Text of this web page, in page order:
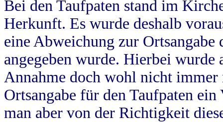
Bei den Taufpaten stand im
Herkunft. Es wurde deshalb
eine Abweichung zur
angegeben wurde. Hierbei wurde
Annahme doch wohl nicht
Ortsangabe für den Taufpaten
man aber von der Richtigkeit